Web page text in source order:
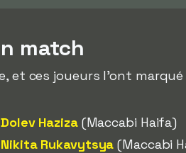
match
et ces joueurs l'ont
Dolev Haziza(Maccabi Haifa)
Nikita Rukavytsya (Maccabi